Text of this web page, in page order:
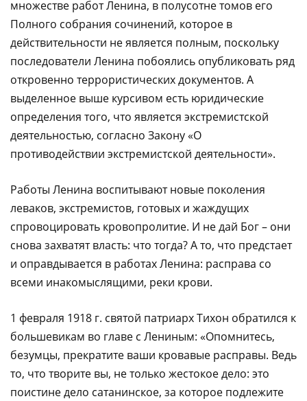
множестве работ Ленина, в полусотне томов его
Полного собрания сочинений, которое в
действительности не является полным, поскольку
последователи Ленина побоялись опубликовать ряд
откровенно террористических документов. А
выделенное выше курсивом есть юридические
определения того, что является экстремистской
деятельностью, согласно Закону «О
противодействии экстремистской деятельности».
Работы Ленина воспитывают новые поколения
леваков, экстремистов, готовых и жаждущих
спровоцировать кровопролитие. И не дай Бог – они
снова захватят власть: что тогда? А то, что предстает
и оправдывается в работах Ленина: расправа со
всеми инакомыслящими, реки крови.
1 февраля 1918 г. святой патриарх Тихон обратился к
большевикам во главе с Лениным: «Опомнитесь,
безумцы, прекратите ваши кровавые расправы. Ведь
то, что творите вы, не только жестокое дело: это
поистине дело сатанинское, за которое подлежите